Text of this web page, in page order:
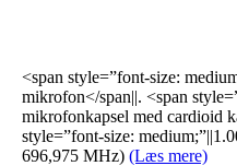
<span style=”font-size:
mikrofon</span||. <span
mikrofonkapsel med cardioid
style=”font-size:
696,975 MHz) (Læs mere)